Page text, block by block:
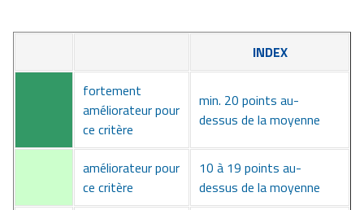
INDEX
fortement
améliorateur pour
ce critère
min. 20 points au-
dessus de la moyenne
améliorateur pour
ce critère
10 à 19 points au-
dessus de la moyenne